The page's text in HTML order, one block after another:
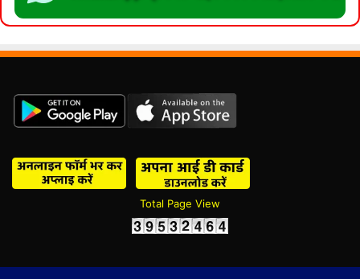
Total Page View